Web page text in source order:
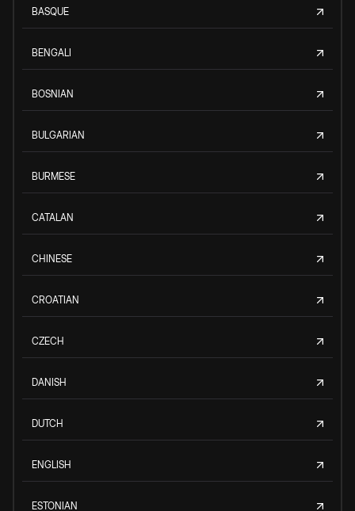
BASQUE
BENGALI
BOSNIAN
BULGARIAN
BURMESE
CATALAN
CHINESE
CROATIAN
CZECH
DANISH
DUTCH
ENGLISH
ESTONIAN